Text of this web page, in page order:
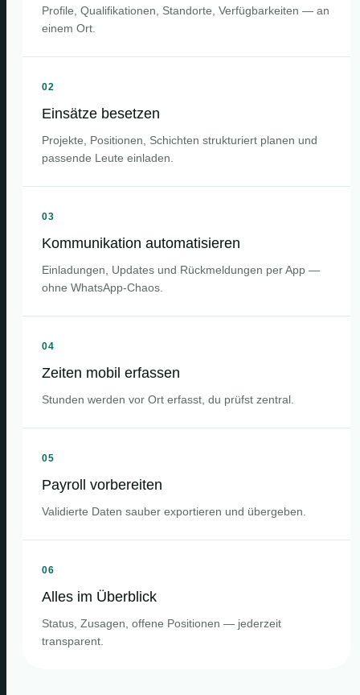
Profile, Qualifikationen, Standorte, Verfügbarkeiten — an
einem Ort.
02
Einsätze besetzen
Projekte, Positionen, Schichten strukturiert planen und
passende Leute einladen.
03
Kommunikation automatisieren
Einladungen, Updates und Rückmeldungen per App —
ohne WhatsApp-Chaos.
04
Zeiten mobil erfassen
Stunden werden vor Ort erfasst, du prüfst zentral.
05
Payroll vorbereiten
Validierte Daten sauber exportieren und übergeben.
06
Alles im Überblick
Status, Zusagen, offene Positionen — jederzeit
transparent.